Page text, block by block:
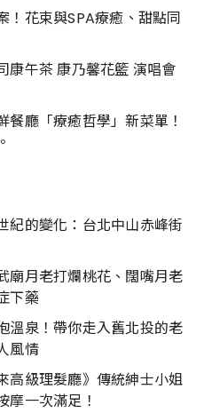
！花束與SPA療癒、甜點同
康午茶 康乃馨花籃 演唱會
廳「療癒哲學」新菜單！
紀的變化：台北中山赤峰街
廟月老打爛桃花、闊嘴月老
下藥
溫泉！帶你走入舊北投的老
風情
高級理髮廳》傳統紳士小姐
摩一次滿足！